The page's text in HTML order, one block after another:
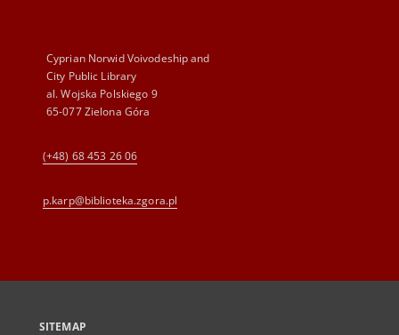
Cyprian Norwid Voivodeship and
City Public Library
al. Wojska Polskiego 9
65-077 Zielona Góra
(+48) 68 453 26 06
p.karp@biblioteka.zgora.pl
SITEMAP